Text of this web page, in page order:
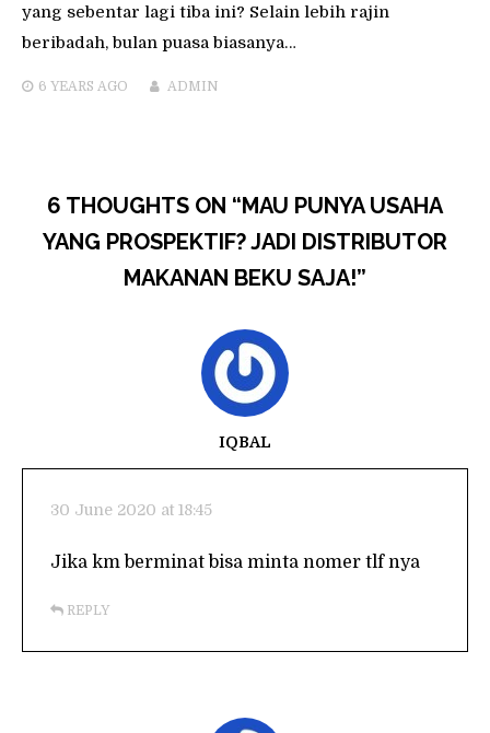
yang sebentar lagi tiba ini? Selain lebih rajin
beribadah, bulan puasa biasanya…
6 YEARS AGO ADMIN
6 THOUGHTS ON “MAU PUNYA USAHA
YANG PROSPEKTIF? JADI DISTRIBUTOR
MAKANAN BEKU SAJA!”
IQBAL
30 June 2020 at 18:45
Jika km berminat bisa minta nomer tlf nya
REPLY